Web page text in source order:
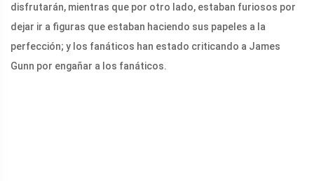
disfrutarán, mientras que por otro lado, estaban furiosos por
dejar ir a figuras que estaban haciendo sus papeles a la
perfección; y los fanáticos han estado criticando a James
Gunn por engañar a los fanáticos.